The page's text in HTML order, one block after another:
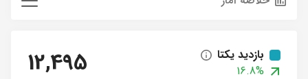
بازدید یکتا
16.8%
12,495